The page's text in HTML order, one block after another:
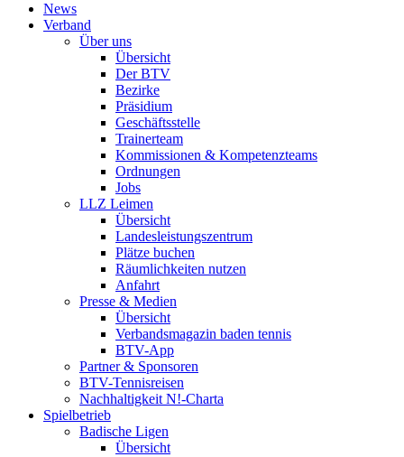
News
Verband
Über uns
Übersicht
Der BTV
Bezirke
Präsidium
Geschäftsstelle
Trainerteam
Kommissionen & Kompetenzteams
Ordnungen
Jobs
LLZ Leimen
Übersicht
Landesleistungszentrum
Plätze buchen
Räumlichkeiten nutzen
Anfahrt
Presse & Medien
Übersicht
Verbandsmagazin baden tennis
BTV-App
Partner & Sponsoren
BTV-Tennisreisen
Nachhaltigkeit N!-Charta
Spielbetrieb
Badische Ligen
Übersicht